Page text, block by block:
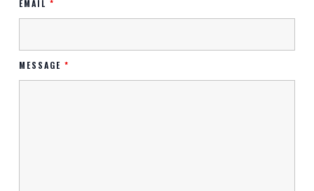
EMAIL*
MESSAGE*